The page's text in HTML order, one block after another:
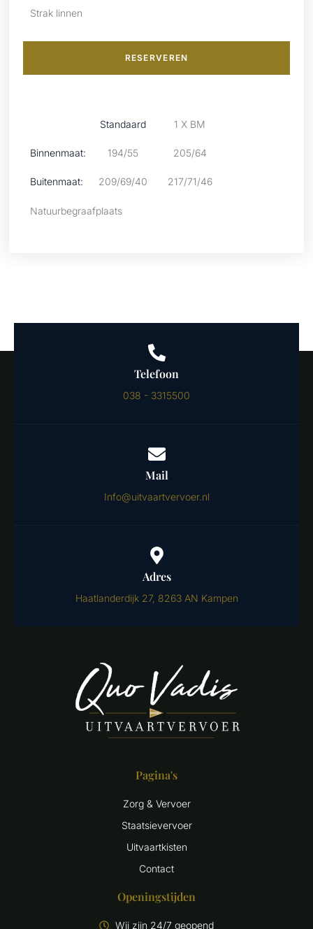
Strak linnen
RESERVEREN
Standaard 1 X BM
Binnenmaat: 194/55 205/64
Buitenmaat: 209/69/40 217/71/46
Natuurbegraafplaats
Telefoon
038 - 3315500
Mail
Info@uitvaartvervoer.nl
Adres
Haatlanderdijk 27, 8263 AN Kampen
Pagina's
Zorg & Vervoer
Staatsievervoer
Uitvaartkisten
Contact
Openingstijden
Wij zijn 24/7 geopend